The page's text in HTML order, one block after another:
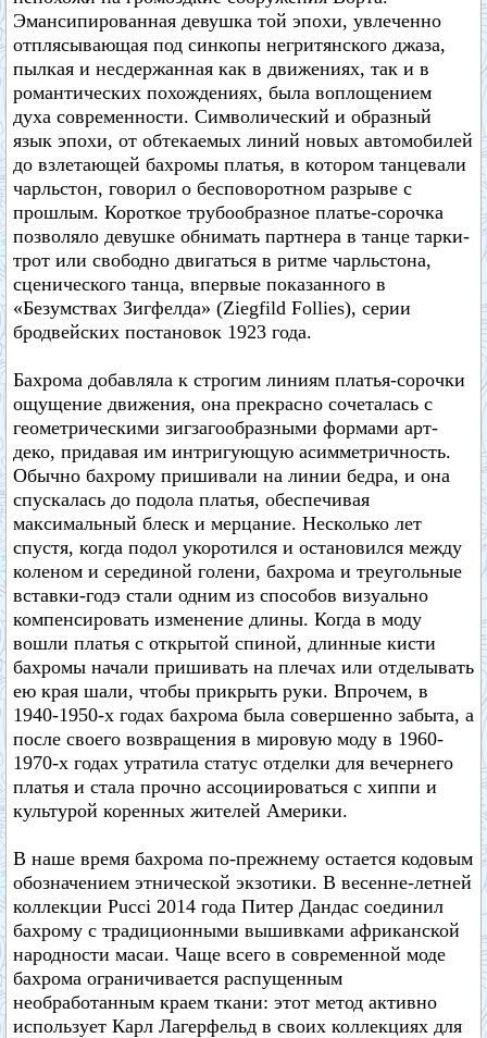
Эмансипированная девушка той эпохи, увлеченно
отплясывающая под синкопы негритянского джаза,
пылкая и несдержанная как в движениях, так и в
романтических похождениях, была воплощением
духа современности. Символический и образный
язык эпохи, от обтекаемых линий новых автомобилей
до взлетающей бахромы платья, в котором танцевали
чарльстон, говорил о бесповоротном разрыве с
прошлым. Короткое трубообразное платье-сорочка
позволяло девушке обнимать партнера в танце тарки-
трот или свободно двигаться в ритме чарльстона,
сценического танца, впервые показанного в
«Безумствах Зигфелда» (Ziegfild Follies), серии
бродвейских постановок 1923 года.
Бахрома добавляла к строгим линиям платья-сорочки
ощущение движения, она прекрасно сочеталась с
геометрическими зигзагообразными формами арт-
деко, придавая им интригующую асимметричность.
Обычно бахрому пришивали на линии бедра, и она
спускалась до подола платья, обеспечивая
максимальный блеск и мерцание. Несколько лет
спустя, когда подол укоротился и остановился между
коленом и серединой голени, бахрома и треугольные
вставки-годэ стали одним из способов визуально
компенсировать изменение длины. Когда в моду
вошли платья с открытой спиной, длинные кисти
бахромы начали пришивать на плечах или отделывать
ею края шали, чтобы прикрыть руки. Впрочем, в
1940-1950-х годах бахрома была совершенно забыта, а
после своего возвращения в мировую моду в 1960-
1970-х годах утратила статус отделки для вечернего
платья и стала прочно ассоциироваться с хиппи и
культурой коренных жителей Америки.
В наше время бахрома по-прежнему остается кодовым
обозначением этнической экзотики. В весенне-летней
коллекции Pucci 2014 года Питер Дандас соединил
бахрому с традиционными вышивками африканской
народности масаи. Чаще всего в современной моде
бахрома ограничивается распущенным
необработанным краем ткани: этот метод активно
использует Карл Лагерфельд в своих коллекциях для